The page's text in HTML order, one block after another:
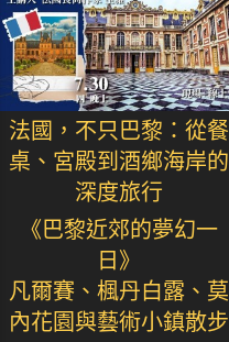
法國，不只巴黎：從餐
桌、宮殿到酒鄉海岸的
深度旅行
《巴黎近郊的夢幻一
日》
凡爾賽、楓丹白露、莫
內花園與藝術小鎮散步